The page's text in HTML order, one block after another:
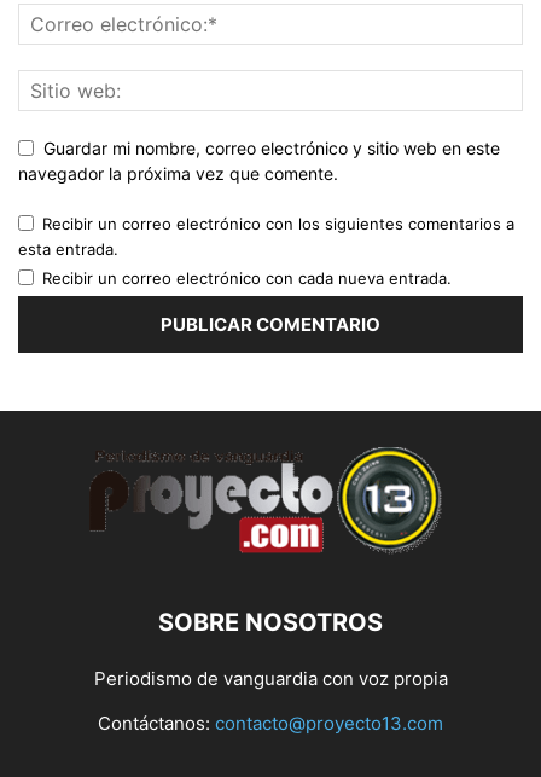
Guardar mi nombre, correo electrónico y sitio web en este
navegador la próxima vez que comente.
Recibir un correo electrónico con los siguientes comentarios a
esta entrada.
Recibir un correo electrónico con cada nueva entrada.
SOBRE NOSOTROS
Periodismo de vanguardia con voz propia
Contáctanos: contacto@proyecto13.com